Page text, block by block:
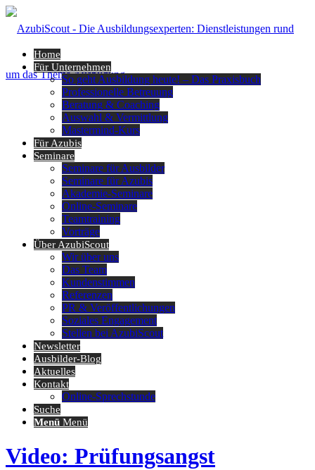
Home
Für Unternehmen
So geht Ausbildung heute! – Das Praxisbuch
Professionelle Betreuung
Beratung & Coaching
Auswahl & Vermittlung
Mastermind-Kurs
Für Azubis
Seminare
Seminare für Ausbilder
Seminare für Azubis
Akademie-Seminare
Online-Seminare
Teamtraining
Vorträge
Über AzubiScout
Wir über uns
Das Team
Kundenstimmen
Referenzen
PR & Veröffentlichungen
Soziales Engagement
Stellen bei AzubiScout
Newsletter
Ausbilder-Blog
Aktuelles
Kontakt
Online-Sprechstunde
Suche
Menü Menü
Video: Prüfungsangst